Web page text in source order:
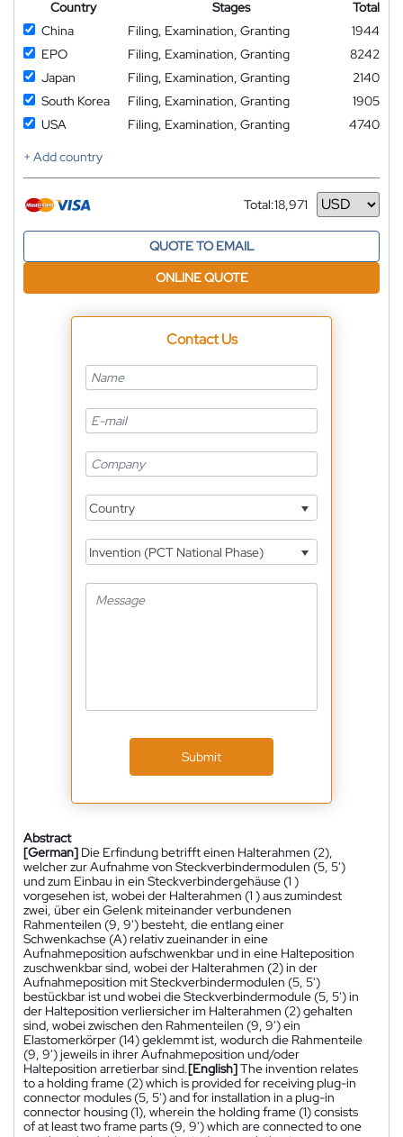
Country Stages
Total
China
Filing, Examination, Granting
1944
EPO
Filing, Examination, Granting
8242
Japan
Filing, Examination, Granting
2140
South Korea
Filing, Examination, Granting
1905
USA
Filing, Examination, Granting
4740
+ Add country
Total:18,971
Currency
QUOTE TO EMAIL
ONLINE QUOTE
Contact Us
Country
Invention (PCT National Phase)
Submit
Abstract
[German] Die Erfindung betrifft einen Halterahmen (2),
welcher zur Aufnahme von Steckverbindermodulen (5, 5')
und zum Einbau in ein Steckverbindergehäuse (1 )
vorgesehen ist, wobei der Halterahmen (1 ) aus zumindest
zwei, über ein Gelenk miteinander verbundenen
Rahmenteilen (9, 9') besteht, die entlang einer
Schwenkachse (A) relativ zueinander in eine
Aufnahmeposition aufschwenkbar und in eine Halteposition
zuschwenkbar sind, wobei der Halterahmen (2) in der
Aufnahmeposition mit Steckverbindermodulen (5, 5')
bestückbar ist und wobei die Steckverbindermodule (5, 5') in
der Halteposition verliersicher im Halterahmen (2) gehalten
sind, wobei zwischen den Rahmenteilen (9, 9') ein
Elastomerkörper (14) geklemmt ist, wodurch die Rahmenteile
(9, 9') jeweils in ihrer Aufnahmeposition und/oder
Halteposition arretierbar sind.[English]The invention relates
to a holding frame (2) which is provided for receiving plug-in
connector modules (5, 5') and for installation in a plug-in
connector housing (1), wherein the holding frame (1) consists
of at least two frame parts (9, 9') which are connected to one